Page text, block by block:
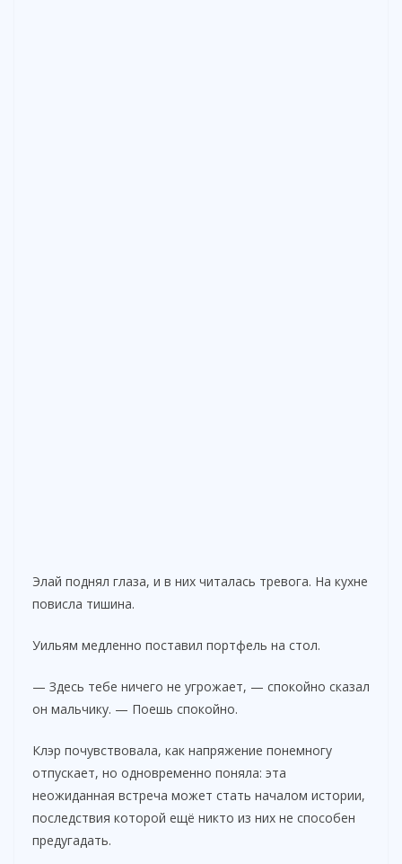
Элай поднял глаза, и в них читалась тревога. На кухне
повисла тишина.
Уильям медленно поставил портфель на стол.
— Здесь тебе ничего не угрожает, — спокойно сказал
он мальчику. — Поешь спокойно.
Клэр почувствовала, как напряжение понемногу
отпускает, но одновременно поняла: эта
неожиданная встреча может стать началом истории,
последствия которой ещё никто из них не способен
предугадать.